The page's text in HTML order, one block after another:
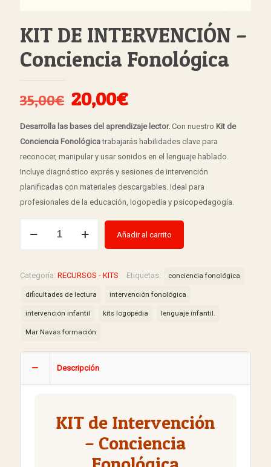
KIT DE INTERVENCIÓN –
Conciencia Fonológica
35,00€ El
original
era:
35,00€.
20,00€El
actual
es:
20,00€.
Desarrolla las bases del aprendizaje lector. Con nuestro Kit de
Conciencia Fonológicatrabajarás habilidades clave para
reconocer, manipular y usar sonidos en el lenguaje hablado.
Incluye diagnóstico exprés y sesiones de intervención
planificadas con materiales descargables. Ideal para
profesionales de la educación, logopedia y psicopedagogía.
-
cantidad
Añadir al carrito
Categoría: RECURSOS - KITS Etiquetas: conciencia fonológica
dificultades de lectura intervención fonológica
intervención infantil kits logopedia lenguaje infantil.
Mar Navas formación
Descripción
KIT de Intervención
– Conciencia